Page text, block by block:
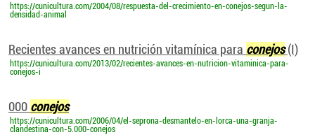
https://cunicultura.com/2004/08/respuesta-del-crecimiento-en-conejos-segun-la-
densidad-animal
Recientes avances en nutrición vitamínica para conejos(I)
https://cunicultura.com/2013/02/recientes-avances-en-nutricion-vitaminica-para-
conejos-i
000 conejos
https://cunicultura.com/2006/04/el-seprona-desmantelo-en-lorca-una-granja-
clandestina-con-5.000-conejos